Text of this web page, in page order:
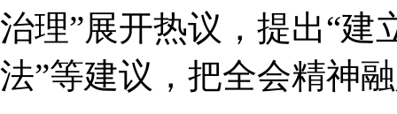
治理”展开热议，提出“建
法”等建议，把全会精神